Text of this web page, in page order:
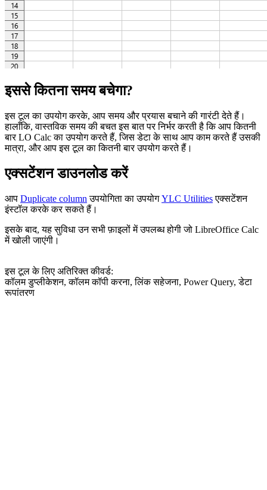
इससे कितना समय बचेगा?
इस टूल का उपयोग करके, आप समय और प्रयास बचाने की गारंटी देते हैं।
हालाँकि, वास्तविक समय की बचत इस बात पर निर्भर करती है कि आप कितनी
बार LO Calc का उपयोग करते हैं, जिस डेटा के साथ आप काम करते हैं उसकी
मात्रा, और आप इस टूल का कितनी बार उपयोग करते हैं।
एक्सटेंशन डाउनलोड करें
आप Duplicate column उपयोगिता का उपयोगYLC Utilitiesएक्सटेंशन
इंस्टॉल करके कर सकते हैं।
इसके बाद, यह सुविधा उन सभी फ़ाइलों में उपलब्ध होगी जो LibreOffice Calc
में खोली जाएंगी।
इस टूल के लिए अतिरिक्त कीवर्ड:
कॉलम डुप्लीकेशन, कॉलम कॉपी करना, लिंक सहेजना, Power Query, डेटा
रूपांतरण